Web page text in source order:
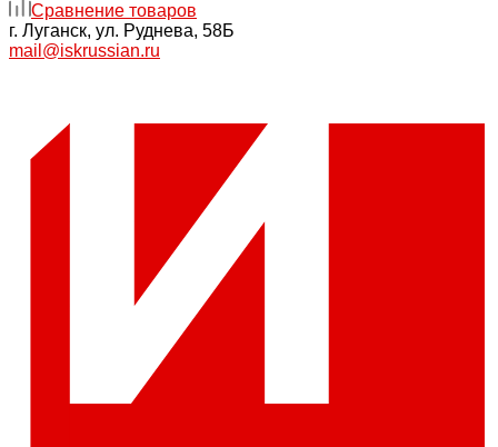
Сравнение товаров
г. Луганск, ул. Руднева, 58Б
mail@iskrussian.ru